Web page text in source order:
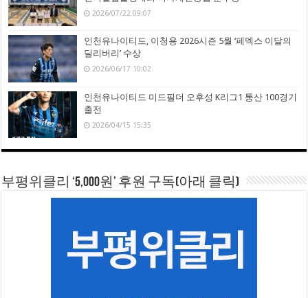
2026/07/22 09:07
인천유나이티드, 이청용 2026시즌 5월 ‘페덱스 이달의
딜리버리’ 수상
2026/06/17 10:02
인천유나이티드 미드필더 오후성 K리그1 통산 100경기
출전
2026/04/15 15:35
부평위클리 ‘5,000원’ 후원 구독(아래 클릭)